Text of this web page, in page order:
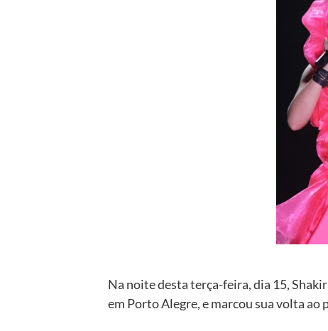
Na noite desta terça-feira, dia 15,
em Porto Alegre, e marcou sua volta ao